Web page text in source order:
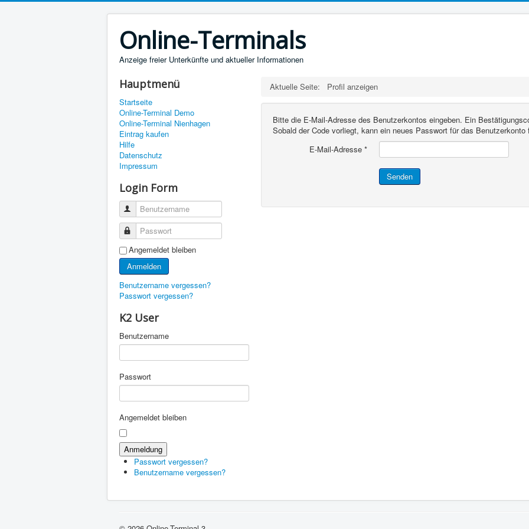
Online-Terminals
Anzeige freier Unterkünfte und aktueller Informationen
Hauptmenü
Startseite
Online-Terminal Demo
Online-Terminal Nienhagen
Eintrag kaufen
Hilfe
Datenschutz
Impressum
Login Form
Benutzername
Passwort
Angemeldet bleiben
Anmelden
Benutzername vergessen?
Passwort vergessen?
K2 User
Benutzername
Passwort
Angemeldet bleiben
Passwort vergessen?
Benutzername vergessen?
Aktuelle Seite: Profil anzeigen
Bitte die E-Mail-Adresse des Benutzerkontos eingeben. Ein
Sobald der Code vorliegt, kann ein neues Passwort für das Benutzerkonto
E-Mail-Adresse *
Senden